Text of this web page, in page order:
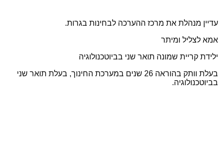
עדיין מנהלת את מרכז ההערכה לבחינות בגרות.
אמא לצליל ומיתר
ילידת קריית שמונה תואר שני בביוטכנולוגיה
בעלת וותק בהוראה 26 שנים במערכת החינוך, בעלת תואר שני
בביוטכנולוגיה.